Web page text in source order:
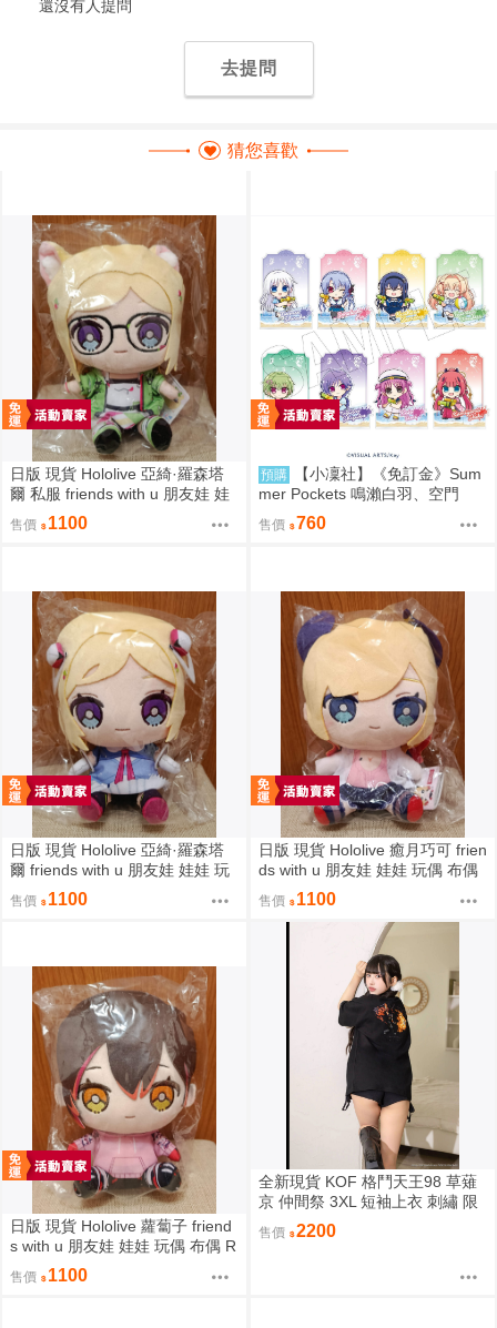
還沒有人提問
去提問
猜您喜歡
日版 現貨 Hololive 亞綺·羅森塔
爾 私服 friends with u 朋友娃 娃
娃 玩偶 布偶 亞綺羅森 Akirose
アキ・ローゼンタール
售價 1100
預購
【小凜社】《免訂金》Sum
mer Pockets 鳴瀨白羽、空門
蒼、久島鷗、紬溫達斯 壓克力立
牌 吊飾 壓克力御守
售價 760
日版 現貨 Hololive 亞綺·羅森塔
爾 friends with u 朋友娃 娃娃 玩
偶 布偶 亞綺羅森 Akirose アキ・
ローゼンタール
售價 1100
日版 現貨 Hololive 癒月巧可 frien
ds with u 朋友娃 娃娃 玩偶 布偶
癒月ちょこ
售價 1100
日版 現貨 Hololive 蘿蔔子 friend
s with u 朋友娃 娃娃 玩偶 布偶 R
oboco ロボ子
售價 1100
全新現貨 KOF 格鬥天王98 草薙
京 仲間祭 3XL 短袖上衣 刺繡 限
定聯名
售價 2200